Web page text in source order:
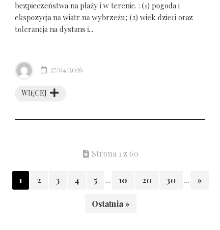
bezpieczeństwa na plaży i w terenie. : (1) pogoda i
ekspozycja na wiatr na wybrzeżu; (2) wiek dzieci oraz
tolerancja na dystans i...
WIĘCEJ
27/04/2026
Strona 1 z 60
1 2 3 4 5 ... 10 20 30 ... »
Ostatnia »